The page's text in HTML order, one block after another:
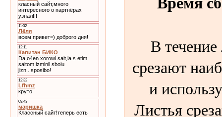
В
срезают
и
Листья